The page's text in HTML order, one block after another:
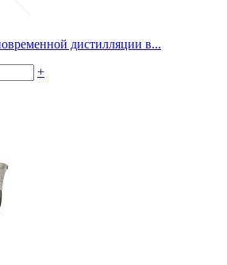
дистилляции в...
+